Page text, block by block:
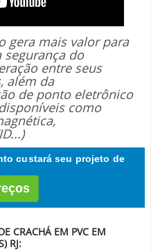
gera mais valor para
segurança do
entre seus
além da
de ponto eletrônico
como
custará seu projeto de
CRACHÁ EM PVC EM
RJ: